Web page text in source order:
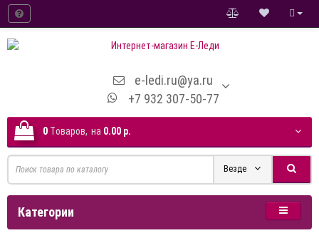
e-ledi.ru@ya.ru
+7 932 307-50-77
0 Tоваров, на 0.00 р.
Везде
Категории